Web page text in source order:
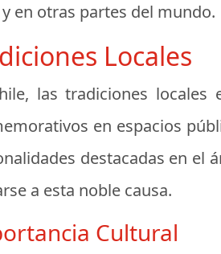
en otras partes del mundo.
Locales
las tradiciones
en espacios
destacadas en el
a esta noble causa.
Cultural